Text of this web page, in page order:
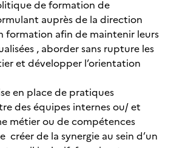
de formation de
auprès de la direction
formation afin de maintenir leurs
, aborder sans rupture les
et développer l’orientation
en place de pratiques
des équipes internes ou/ et
métier ou de compétences
créer de la synergie au sein d’un